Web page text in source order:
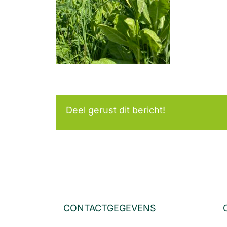
Deel gerust dit bericht!
CONTACTGEGEVENS